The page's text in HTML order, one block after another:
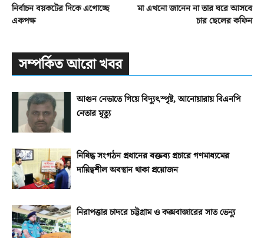
নির্বাচন বয়কটের দিকে এগোচ্ছে
একপক্ষ
মা এখনো জানেন না তার ঘরে আসবে
চার ছেলের কফিন
সম্পর্কিত আরো খবর
আগুন নেভাতে গিয়ে বিদ্যুৎস্পৃষ্ট, আনোয়ারায় বিএনপি
নেতার মৃত্যু
নিষিদ্ধ সংগঠন প্রধানের বক্তব্য প্রচারে গণমাধ্যমের
দায়িত্বশীল অবস্থান থাকা প্রয়োজন
নিরাপত্তার চাদরে চট্টগ্রাম ও কক্সবাজারের সাত ভেন্যু